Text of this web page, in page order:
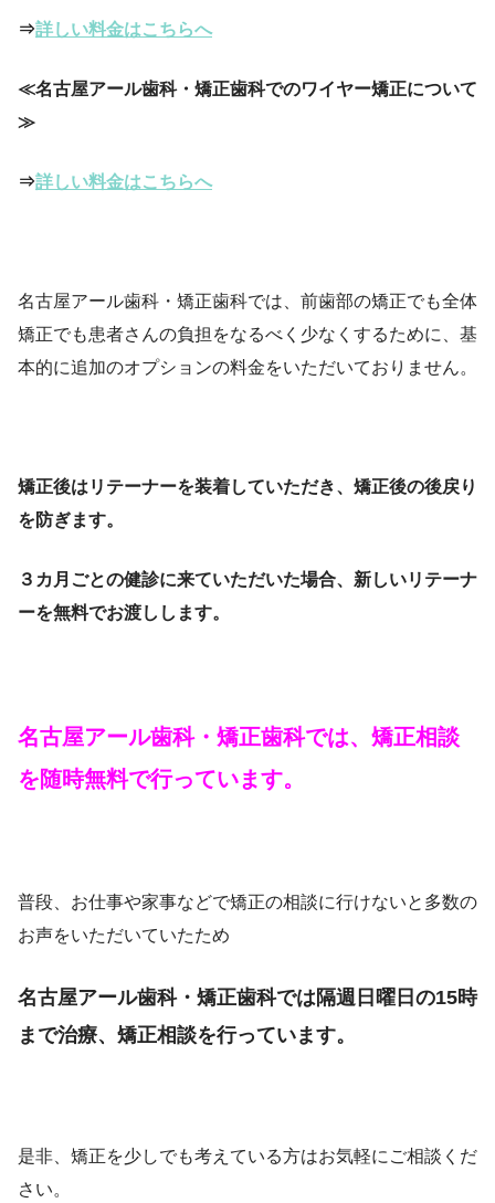
⇒詳しい料金はこちらへ
≪名古屋アール歯科・矯正歯科でのワイヤー矯正について
≫
⇒詳しい料金はこちらへ
名古屋アール歯科・矯正歯科では、前歯部の矯正でも全体
矯正でも患者さんの負担をなるべく少なくするために、基
本的に追加のオプションの料金をいただいておりません。
矯正後はリテーナーを装着していただき、矯正後の後戻り
を防ぎます。
３カ月ごとの健診に来ていただいた場合、新しいリテーナ
ーを無料でお渡しします。
名古屋アール歯科・矯正歯科では、矯正相談
を随時無料で行っています。
普段、お仕事や家事などで矯正の相談に行けないと多数の
お声をいただいていたため
名古屋アール歯科・矯正歯科では隔週日曜日の15時
まで治療、矯正相談を行っています。
是非、矯正を少しでも考えている方はお気軽にご相談くだ
さい。